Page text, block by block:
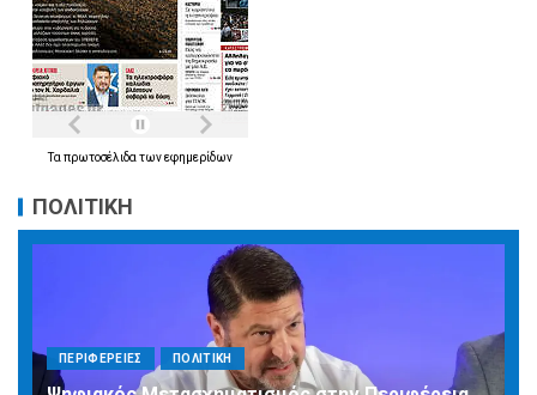
Ταπρωτοσέλιδατωνεφημερίδων
ΠΟΛΙΤΙΚΗ
ΠΕΡΙΦΕΡΕΙΕΣ ΠΟΛΙΤΙΚΗ